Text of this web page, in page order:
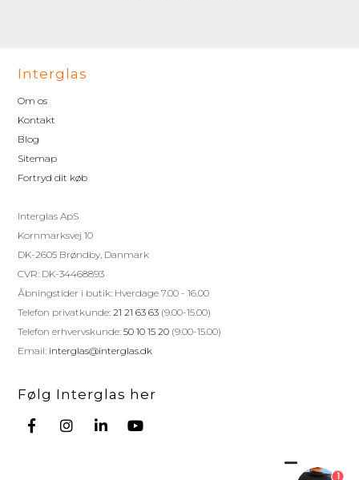
Interglas
Om os
Kontakt
Blog
Sitemap
Fortryd dit køb
Interglas ApS
Kornmarksvej 10
DK-2605 Brøndby, Danmark
CVR: DK-34468893
Åbningstider i butik: Hverdage 7.00 - 16.00
Telefon privatkunde:21 21 63 63 (9.00-15.00)
Telefon erhvervskunde:50 10 15 20 (9.00-15.00)
Email: interglas@interglas.dk
Følg Interglas her
1